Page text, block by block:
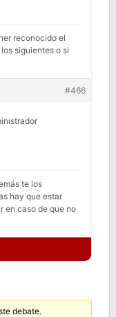
reconocido el
siguientes o si
#466
te los
hay que estar
en caso de que no
debate.